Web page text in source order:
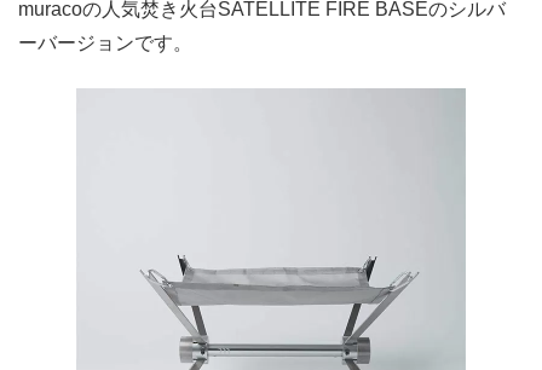
muracoの人気焚き火台SATELLITE FIRE BASEのシルバ
ーバージョンです。